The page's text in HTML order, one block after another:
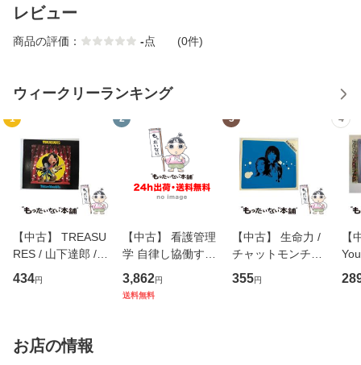
レビュー
商品の評価： -点 (0件)
ウィークリーランキング
1
【中古】 TREASU
RES / 山下達郎 /
イーストウエス
ト・ジャパン [CD]
434円
2
【中古】 看護管理
学 自律し協働する
専門職の看護マネ
ジメントスキル 改
3,862円
送料無料
3
【中古】 生命力 /
チャットモンチー /
キューンレコード
[CD]【メール便送
355円
4
【
のが
お店の情報